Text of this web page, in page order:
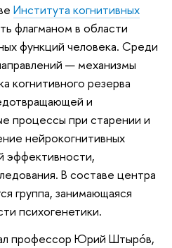
Института когнитивных
флагманом в области
функций человека. Среди
— механизмы
когнитивного резерва
и
процессы при старении и
нейрокогнитивных
эффективности,
В составе центра
группа, занимающаяся
психогенетики.
профессор Юрий Штырóв,